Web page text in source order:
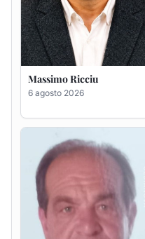
Renzo Murrai
5 agosto 2026